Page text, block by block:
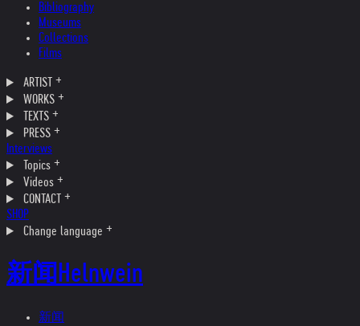
Bibliography
Museums
Collections
Films
ARTIST
WORKS
TEXTS
PRESS
Interviews
Topics
Videos
CONTACT
SHOP
Change language
新闻Helnwein
新闻